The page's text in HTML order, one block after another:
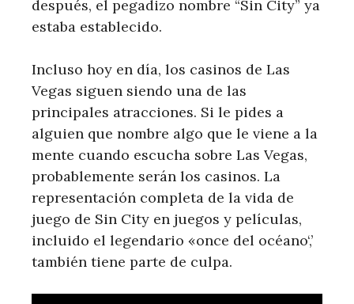
después, el pegadizo nombre “Sin City” ya
estaba establecido.
Incluso hoy en día, los casinos de Las
Vegas siguen siendo una de las
principales atracciones. Si le pides a
alguien que nombre algo que le viene a la
mente cuando escucha sobre Las Vegas,
probablemente serán los casinos. La
representación completa de la vida de
juego de Sin City en juegos y películas,
incluido el legendario «once del océano‘,’
también tiene parte de culpa.